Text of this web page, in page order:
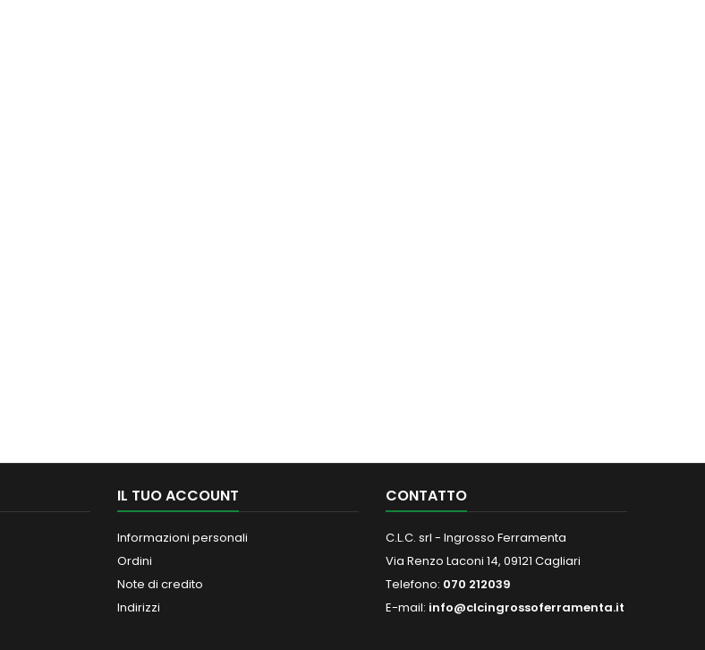
IL TUO ACCOUNT
Informazioni personali
Ordini
Note di credito
Indirizzi
CONTATTO
C.L.C. srl - Ingrosso Ferramenta
Via Renzo Laconi 14, 09121 Cagliari
Telefono: 070 212039
E-mail: info@clcingrossoferramenta.it